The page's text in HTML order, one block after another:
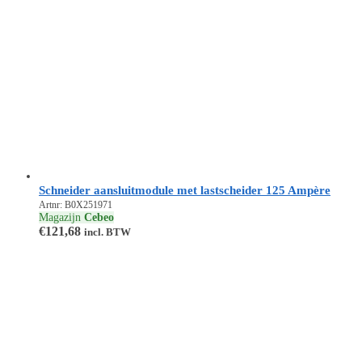
Schneider aansluitmodule met lastscheider 125 Ampère
Artnr: B0X251971
Magazijn Cebeo
€121,68 incl. BTW